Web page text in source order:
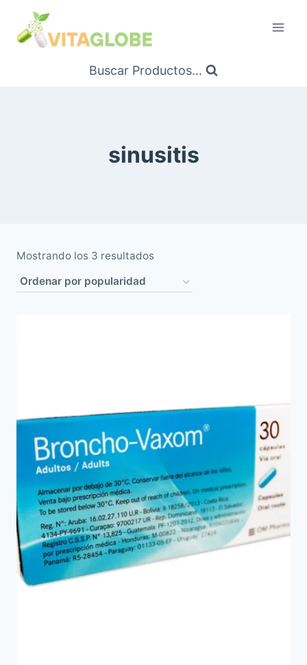
Contenido
Buscar Productos...
sinusitis
Mostrando los 3 resultadosOrdenado
popularidad